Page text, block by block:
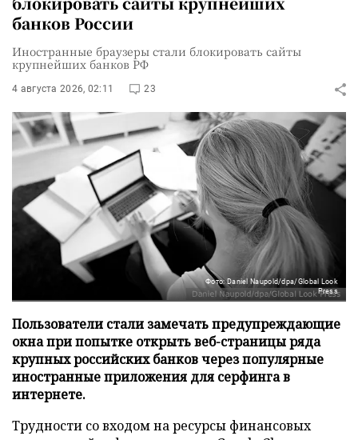
банков России
Иностранные браузеры стали блокировать сайты
крупнейших банков РФ
4 августа 2026, 02:11 23
Фото: Daniel Naupold/dpa/Global Look
Press
Пользователи стали замечать предупреждающие
окна при попытке открыть веб-страницы ряда
крупных российских банков через популярные
иностранные приложения для серфинга в
интернете.
Трудности со входом на ресурсы финансовых